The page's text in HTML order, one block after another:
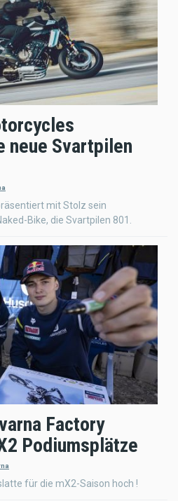
neue Svartpilen
mit Stolz sein
Bike, die Svartpilen 801.
Factory
Podiumsplätze
für die mX2-Saison hoch !